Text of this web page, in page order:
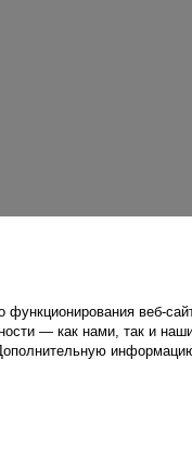
веб-
— как нами, так и